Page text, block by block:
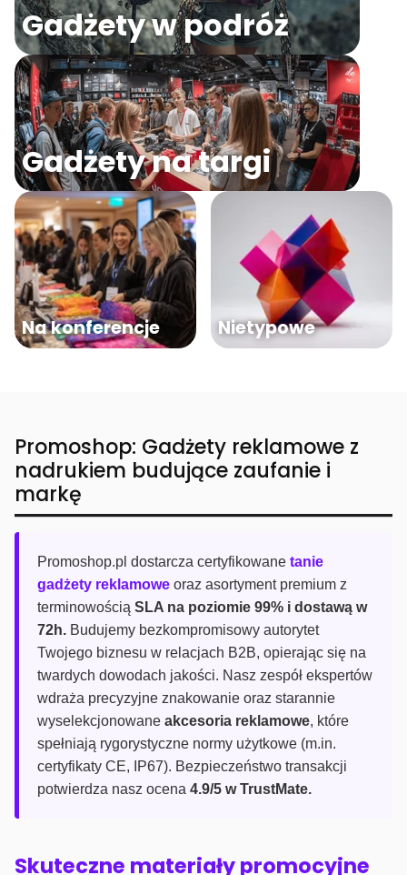
Gadżety w podróż
Gadżety na targi
Na konferencje Nietypowe
Promoshop: Gadżety reklamowe z
nadrukiem budujące zaufanie i
markę
Promoshop.pl dostarcza certyfikowane tanie
gadżety reklamowe oraz asortyment premium z
terminowością SLA na poziomie 99% i dostawą w
72h. Budujemy bezkompromisowy autorytet
Twojego biznesu w relacjach B2B, opierając się na
twardych dowodach jakości. Nasz zespół ekspertów
wdraża precyzyjne znakowanie oraz starannie
wyselekcjonowane akcesoria reklamowe, które
spełniają rygorystyczne normy użytkowe (m.in.
certyfikaty CE, IP67). Bezpieczeństwo transakcji
potwierdza nasz ocena 4.9/5 w TrustMate.
Skuteczne materiały promocyjne